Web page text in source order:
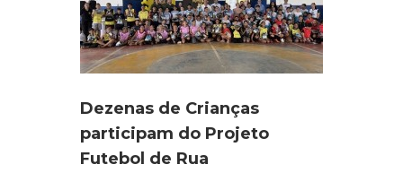
Dezenas de Crianças
participam do Projeto
Futebol de Rua